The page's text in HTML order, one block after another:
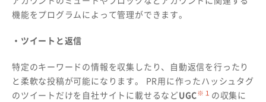
機能をプログラムによって管理ができます。
・ツイートと返信
特定のキーワードの情報を収集したり、自動返信を行ったり
と柔軟な投稿が可能になります。 PR用に作ったハッシュタグ
のツイートだけを自社サイトに載せるなどUGC※１ の収集に